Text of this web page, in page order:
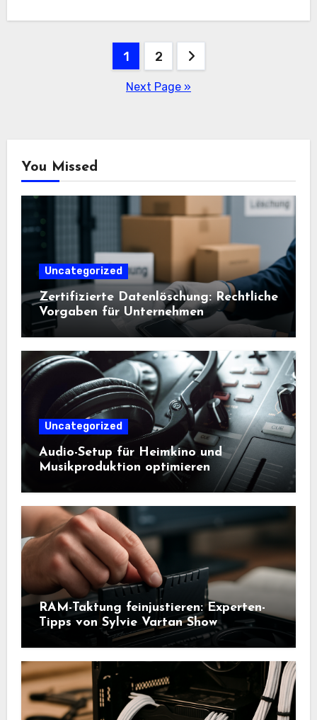
1 2
Next Page »
You Missed
Uncategorized
Zertifizierte Datenlöschung: Rechtliche
Vorgaben für Unternehmen
Uncategorized
Audio-Setup für Heimkino und
Musikproduktion optimieren
RAM-Taktung feinjustieren: Experten-
Tipps von Sylvie Vartan Show